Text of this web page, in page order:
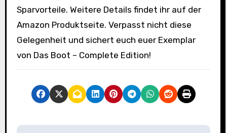
Sparvorteile. Weitere Details findet ihr auf der
Amazon Produktseite. Verpasst nicht diese
Gelegenheit und sichert euch euer Exemplar
von Das Boot – Complete Edition!